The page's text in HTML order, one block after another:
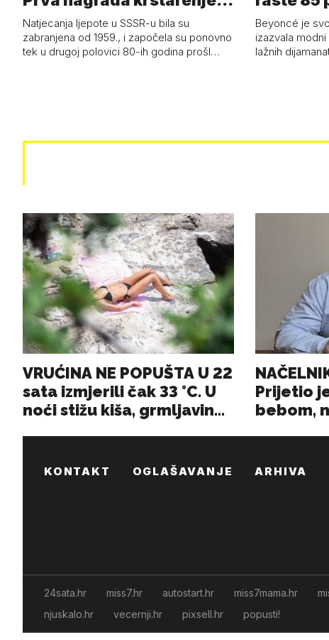
Jadran…
Natjecanja ljepote u SSSR-u bila su
zabranjena od 1959., i započela su ponovno
tek u drugoj polovici 80-ih godina prošl…
Beyoncé je
izazvala
lažnih
KONTAKT OGLAŠAVANJE ARHIVA
24sata.hr miss7.hr autostart.hr miss7mama.hr
njuskalo.hr
vecernji.hr pixsell.hr popusti!